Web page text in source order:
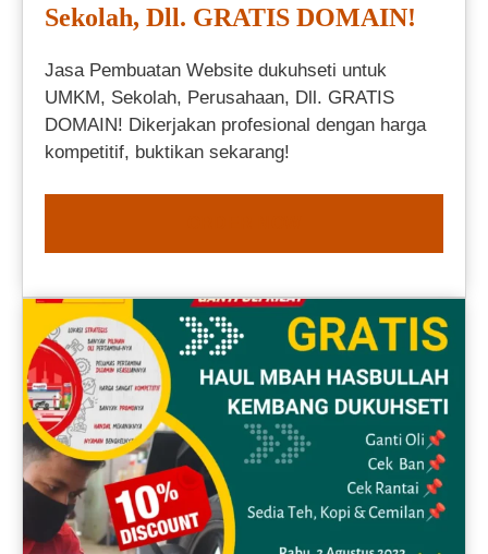
Sekolah, Dll. GRATIS DOMAIN!
Jasa Pembuatan Website dukuhseti untuk
UMKM, Sekolah, Perusahaan, Dll. GRATIS
DOMAIN! Dikerjakan profesional dengan harga
kompetitif, buktikan sekarang!